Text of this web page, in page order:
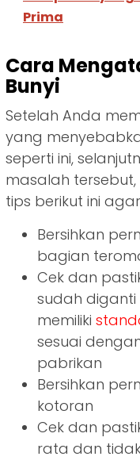
Prima
Cara
Bunyi
Setelah Anda
yang
seperti ini,
masalah
tips berikut ini
Bersihkan
bagian
Cek dan
sudah
memiliki
sesuai
pabrikan
Bersihkan
kotoran
Cek dan
rata dan